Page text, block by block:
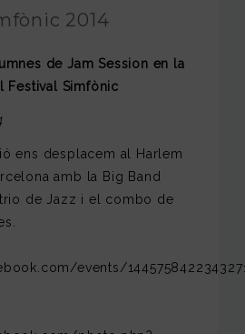
2014
de Jam Session en la
Festival Simfònic
ens desplacem al Harlem
amb la Big Band
trio de Jazz i el combo de
events/